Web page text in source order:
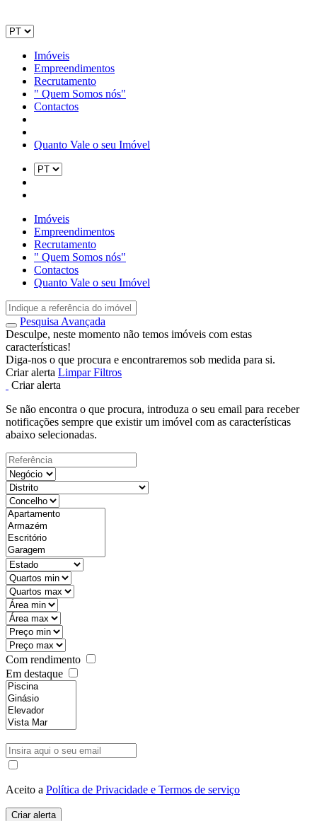
Imóveis
Empreendimentos
Recrutamento
" Quem Somos nós"
Contactos
Quanto Vale o seu Imóvel
Imóveis
Empreendimentos
Recrutamento
" Quem Somos nós"
Contactos
Quanto Vale o seu Imóvel
Pesquisa Avançada
Desculpe, neste momento não temos imóveis com estas
características!
Diga-nos o que procura e encontraremos sob medida para si.
Criar alerta Limpar Filtros
Criar alerta
Se não encontra o que procura, introduza o seu email para receber
notificações sempre que existir um imóvel com as características
abaixo selecionadas.
Com rendimento
Em destaque
Aceito a Política de Privacidade e Termos de serviço